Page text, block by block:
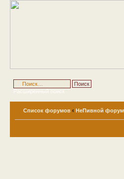
Расширенный поиск
Список форумов ‹ НеПивной форум